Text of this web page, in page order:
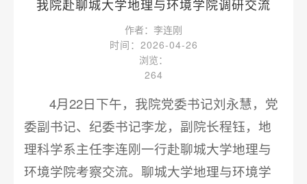
我院赴聊城大学地理与环境学院调研交流
作者：李连刚
时间：2026-04-26
浏览：
264
4月22日下午，我院党委书记刘永慧，党
委副书记、纪委书记李龙，副院长程钰，地
理科学系主任李连刚一行赴聊城大学地理与
环境学院考察交流。聊城大学地理与环境学